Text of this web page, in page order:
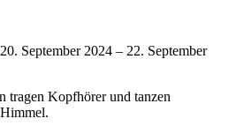
20. September 2024 – 22. September